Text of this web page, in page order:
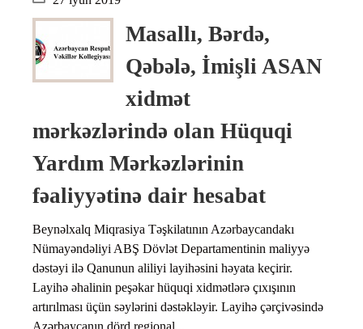
Masallı, Bərdə,
Qəbələ, İmişli ASAN
xidmət
mərkəzlərində olan Hüquqi
Yardım Mərkəzlərinin
fəaliyyətinə dair hesabat
Beynəlxalq Miqrasiya Təşkilatının Azərbaycandakı
Nümayəndəliyi ABŞ Dövlət Departamentinin maliyyə
dəstəyi ilə Qanunun aliliyi layihəsini həyata keçirir.
Layihə əhalinin peşəkar hüquqi xidmətlərə çıxışının
artırılması üçün səylərini dəstəkləyir. Layihə çərçivəsində